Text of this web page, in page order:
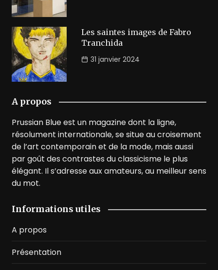
Les saintes images de Fabro
Tranchida
31 janvier 2024
A propos
Prussian Blue est un magazine dont la ligne,
résolument internationale, se situe au croisement
de l’art contemporain et de la mode, mais aussi
par goût des contrastes du classicisme le plus
élégant. Il s’adresse aux amateurs, au meilleur sens
du mot.
Informations utiles
A propos
Présentation